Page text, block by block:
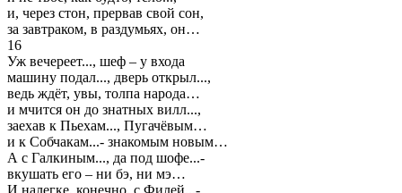
и, через стон, прервав свой сон,
за завтраком, в раздумьях, он…
16
Уж вечереет..., шеф – у входа
машину подал..., дверь открыл...,
ведь ждёт, увы, толпа народа…
и мчится он до знатных вилл...,
заехав к Пьехам..., Пугачёвым…
и к Собчакам...- знакомым новым…
А с Галкиным..., да под шофе...-
вкушать его – ни бэ, ни мэ…
И налегке, конечно, с Филей...-